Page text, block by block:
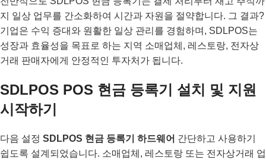
지 일상 업무를 간소화하여 시간과 자원을 절약합니다. 그 결과?
기업은 수익 증대와 원활한 일상 관리를 경험하며, SDLPOS는
성장과 효율성을 목표로 하는 지역 소매업체, 레스토랑, 전자상
거래 판매자에게 안정적인 투자처가 됩니다.
SDLPOS POS 현금 등록기 설치 및 지원
시작하기
다음 설정 SDLPOS 현금 등록기 하드웨어 간단하고 사용하기
쉽도록 설계되었습니다. 소매업체, 레스토랑 또는 전자상거래 업